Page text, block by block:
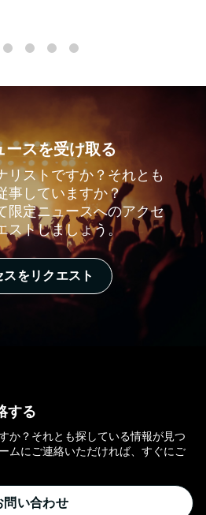
ースを受け取る
リストですか？それとも
事していますか？
限定ニュースへのアクセ
ストしましょう。
スをリクエスト
する
か？それとも探している情報が見つ
ムにご連絡いただければ、すぐにご
問い合わせ